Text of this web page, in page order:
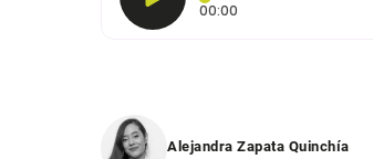
00:00
Alejandra Zapata Quinchía